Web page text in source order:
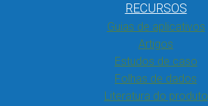
RECURSOS
Guias de aplicativos
Artigos
Estudos de caso
Folhas de dados
Literatura do produto